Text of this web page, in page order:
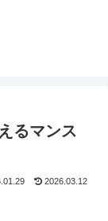
るマンス
2026.03.12